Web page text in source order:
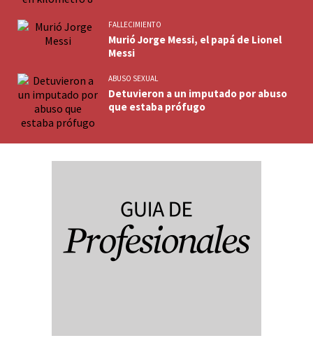
FALLECIMIENTO
Murió Jorge Messi, el papá de Lionel
Messi
ABUSO SEXUAL
Detuvieron a un imputado por abuso
que estaba prófugo